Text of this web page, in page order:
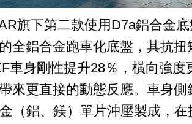
旗下第二款使用D7a鋁合金
全鋁合金跑車化底盤，其抗扭
車身剛性提升28％，橫向強度
來更直接的動態反應。車身側
（鋁、鎂）單片沖壓製成，